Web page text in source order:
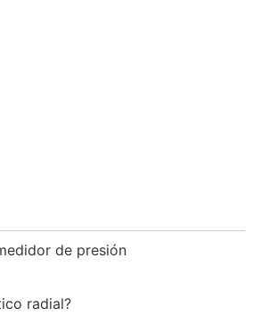
de presión
radial?